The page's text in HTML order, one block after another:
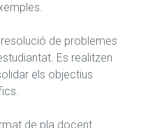
de problemes
Es realitzen
els objectius
de pla docent